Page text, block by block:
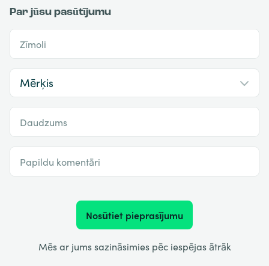
Par jūsu pasūtījumu
Zīmoli
Daudzums
Papildu komentāri
Nosūtiet pieprasījumu
Mēs ar jums sazināsimies pēc iespējas ātrāk